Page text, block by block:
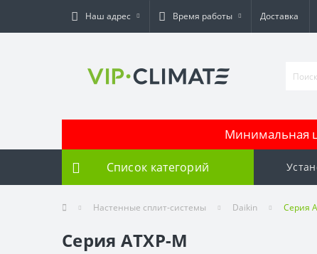
Наш адрес Время работы Доставка
Минимальная
Список категорий
Настенные сплит-системы Daikin Серия
Серия ATXP-M